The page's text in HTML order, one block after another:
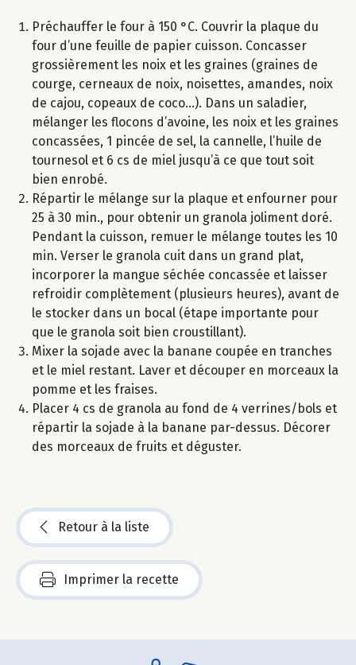
Préchauffer le four à 150 °C. Couvrir la plaque du
four d’une feuille de papier cuisson. Concasser
grossièrement les noix et les graines (graines de
courge, cerneaux de noix, noisettes, amandes, noix
de cajou, copeaux de coco...). Dans un saladier,
mélanger les flocons d’avoine, les noix et les graines
concassées, 1 pincée de sel, la cannelle, l’huile de
tournesol et 6 cs de miel jusqu’à ce que tout soit
bien enrobé.
Répartir le mélange sur la plaque et enfourner pour
25 à 30 min., pour obtenir un granola joliment doré.
Pendant la cuisson, remuer le mélange toutes les 10
min. Verser le granola cuit dans un grand plat,
incorporer la mangue séchée concassée et laisser
refroidir complètement (plusieurs heures), avant de
le stocker dans un bocal (étape importante pour
que le granola soit bien croustillant).
Mixer la sojade avec la banane coupée en tranches
et le miel restant. Laver et découper en morceaux la
pomme et les fraises.
Placer 4 cs de granola au fond de 4 verrines/bols et
répartir la sojade à la banane par-dessus. Décorer
des morceaux de fruits et déguster.
Retour à la liste
Imprimer la recette